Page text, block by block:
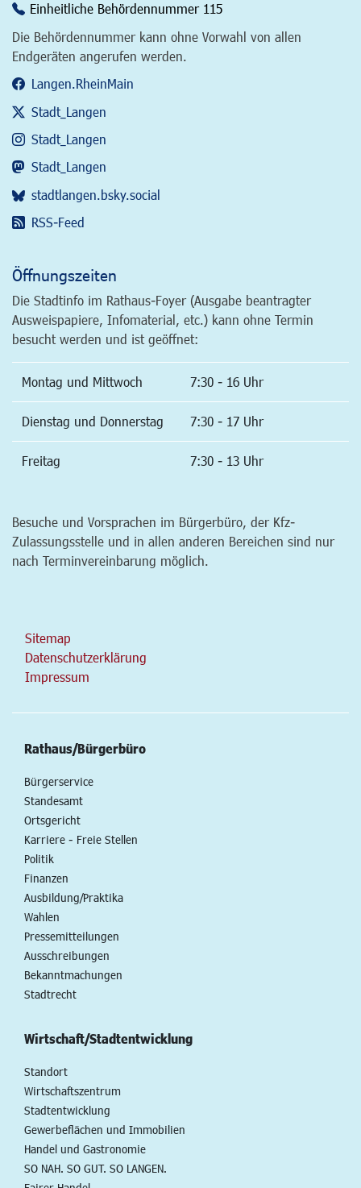
Einheitliche Behördennummer 115
Die Behördennummer kann ohne Vorwahl von allen
Endgeräten angerufen werden.
Langen.RheinMain
Stadt_Langen
Stadt_Langen
Stadt_Langen
stadtlangen.bsky.social
RSS-Feed
Öffnungszeiten
Die Stadtinfo im Rathaus-Foyer (Ausgabe beantragter
Ausweispapiere, Infomaterial, etc.) kann ohne Termin
besucht werden und ist geöffnet:
Montag und Mittwoch 7:30 - 16 Uhr
Dienstag und Donnerstag 7:30 - 17 Uhr
Freitag 7:30 - 13 Uhr
Besuche und Vorsprachen im Bürgerbüro, der Kfz-
Zulassungsstelle und in allen anderen Bereichen sind nur
nach Terminvereinbarung möglich.
Sitemap
Datenschutzerklärung
Impressum
Rathaus/Bürgerbüro
Bürgerservice
Standesamt
Ortsgericht
Karriere - Freie Stellen
Politik
Finanzen
Ausbildung/Praktika
Wahlen
Pressemitteilungen
Ausschreibungen
Bekanntmachungen
Stadtrecht
Wirtschaft/Stadtentwicklung
Standort
Wirtschaftszentrum
Stadtentwicklung
Gewerbeflächen und Immobilien
Handel und Gastronomie
SO NAH. SO GUT. SO LANGEN.